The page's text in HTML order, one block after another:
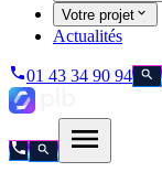
Votre projet
Actualités
01 43 34 90 94